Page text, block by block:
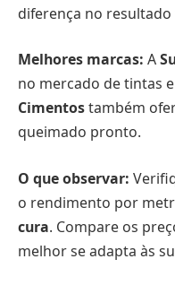
diferença no resultado
Melhores marcas: A
no mercado de tintas
Cimentostambém
queimado pronto.
O que observar:
o rendimento por
cura. Compare os
melhor se adapta às